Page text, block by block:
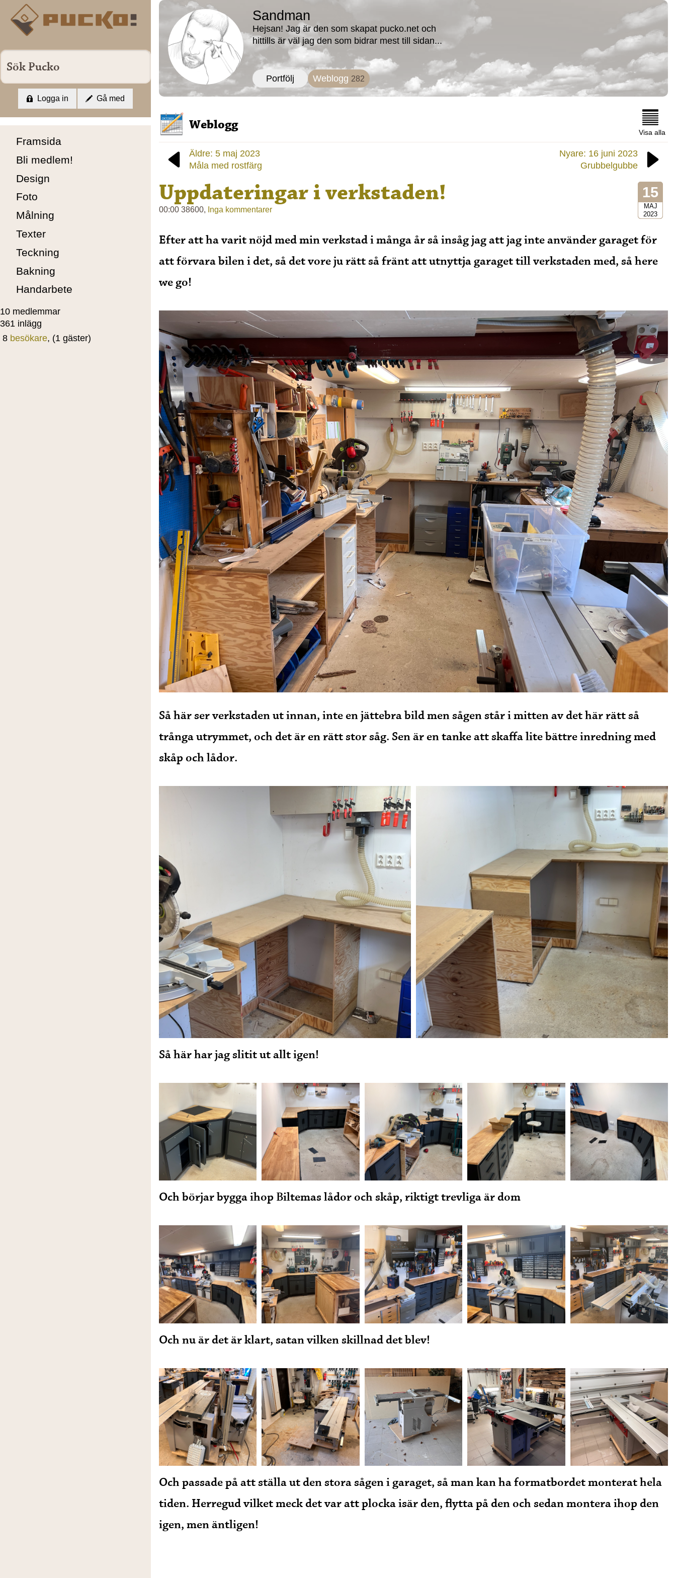
Framsida
Bli medlem!
Design
Foto
Målning
Texter
Teckning
Bakning
Handarbete
10 medlemmar
361 inlägg
8 besökare, (1 gäster)
Logga in Gå med
Sandman
Hejsan! Jag är den som skapat pucko.net och
hittills är väl jag den som bidrar mest till sidan...
Portfölj Weblogg 282
Weblogg
Visa alla
Äldre: 5 maj 2023
Måla med rostfärg
Nyare: 16 juni 2023
Grubbelgubbe
15
MAJ
2023
Uppdateringar i verkstaden!
00:00 38600, Inga kommentarer
Efter att ha varit nöjd med min verkstad i många år så insåg jag att jag inte använder garaget för
att förvara bilen i det, så det vore ju rätt så fränt att utnyttja garaget till verkstaden med, så here
we go!
Så här ser verkstaden ut innan, inte en jättebra bild men sågen står i mitten av det här rätt så
trånga utrymmet, och det är en rätt stor såg. Sen är en tanke att skaffa lite bättre inredning med
skåp och lådor.
Så här har jag slitit ut allt igen!
Och börjar bygga ihop Biltemas lådor och skåp, riktigt trevliga är dom
Och nu är det är klart, satan vilken skillnad det blev!
Och passade på att ställa ut den stora sågen i garaget, så man kan ha formatbordet monterat hela
tiden. Herregud vilket meck det var att plocka isär den, flytta på den och sedan montera ihop den
igen, men äntligen!